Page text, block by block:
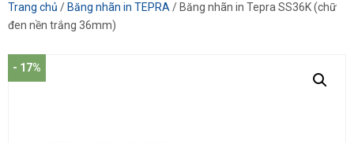
Trang chủ / Băng nhãn in TEPRA / Băng nhãn in Tepra SS36K (chữ
đen nền trắng 36mm)
- 17%